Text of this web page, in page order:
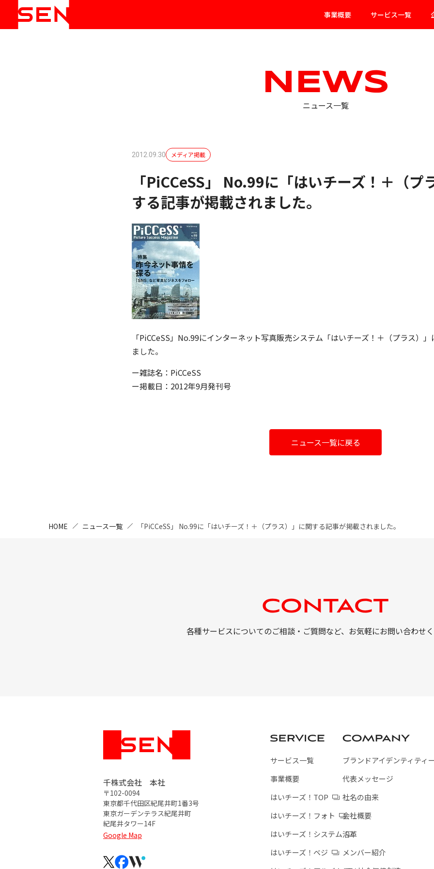
事業概要 サービス一覧
NEWS
ニュース一覧
2012.09.30 メディア掲載
「PiCCeSS」 No.99に「はいチーズ！＋（プ
する記事が掲載されました。
「PiCCeSS」No.99にインターネット写真販売システム「はいチーズ！＋（プラス）
ました。
ー雑誌名：PiCCeSS
ー掲載日：2012年9月発刊号
ニュース一覧に戻る
HOME ニュース一覧 「PiCCeSS」 No.99に「はいチーズ！＋（プラス）」に関する記事が掲載されました。
各種サービスについてのご相談・ご質問など、 お気軽にお問い合わせ
千株式会社 本社
〒102-0094
東京都千代田区紀尾井町1番3号
東京ガーデンテラス紀尾井町
紀尾井タワー14F
Google Map
サービス一覧
事業概要
はいチーズ！TOP
はいチーズ！フォト
はいチーズ！システム
はいチーズ！ベジ
ブランドアイデンティティ
代表メッセージ
社名の由来
会社概要
沿革
メンバー紹介